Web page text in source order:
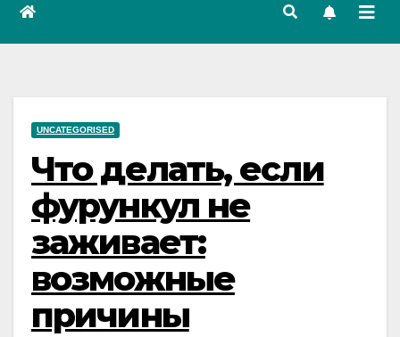
UNCATEGORISED
Что делать, если
фурункул не
заживает:
возможные
причины